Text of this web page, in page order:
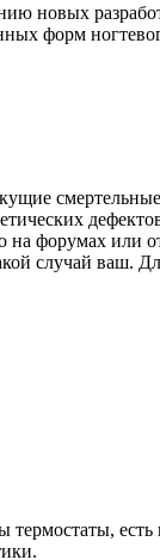
новых
форм
форумах или
случай ваш.